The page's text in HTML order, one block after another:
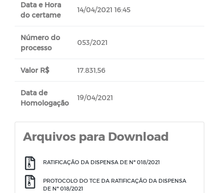
Data e Hora
do certame
14/04/2021 16:45
Número do
processo
053/2021
Valor R$ 17.831,56
Data de
Homologação
19/04/2021
Arquivos para Download
RATIFICAÇÃO DA DISPENSA DE Nº 018/2021
PROTOCOLO DO TCE DA RATIFICAÇÃO DA DISPENSA
DE Nº 018/2021